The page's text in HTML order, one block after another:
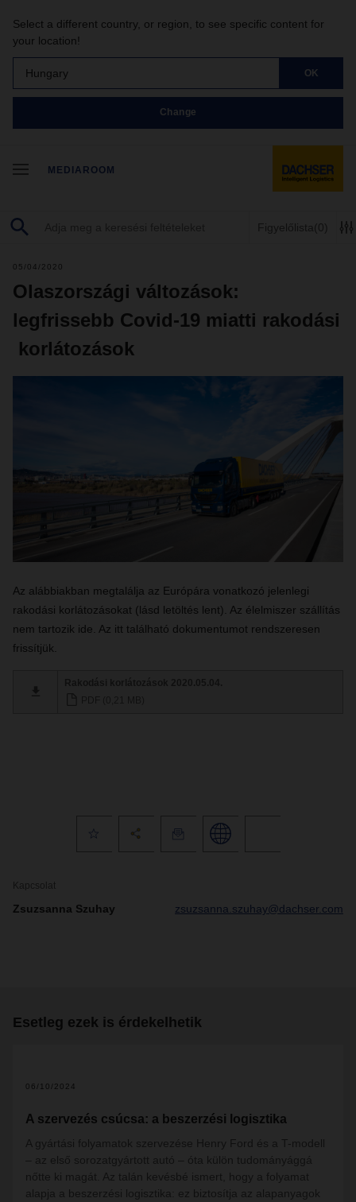
Select a different country, or region, to see specific content for
your location!
Hungary OK
Change
MEDIAROOM
Figyelőlista (0)
05/04/2020
Olaszországi változások:
legfrissebb Covid-19 miatti rakodási
korlátozások
Az alábbiakban megtalálja az Európára vonatkozó jelenlegi
rakodási korlátozásokat (lásd letöltés lent). Az élelmiszer szállítás
nem tartozik ide. Az itt található dokumentumot rendszeresen
frissítjük.
Kapcsolat
Zsuzsanna Szuhay zsuzsanna.szuhay@dachser.com
Esetleg ezek is érdekelhetik
06/10/2024
A szervezés csúcsa: a beszerzési logisztika
A gyártási folyamatok szervezése Henry Ford és a T-modell
– az első sorozatgyártott autó – óta külön tudományággá
nőtte ki magát. Az talán kevésbé ismert, hogy a folyamat
alapja a beszerzési logisztika: ez biztosítja az alapanyagok